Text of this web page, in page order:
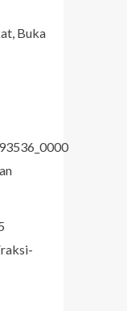
Buka